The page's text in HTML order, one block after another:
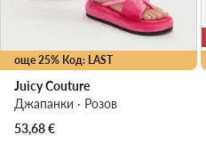
още 25% Код: LAST
Juicy Couture
Джапанки · Розов
53,68€